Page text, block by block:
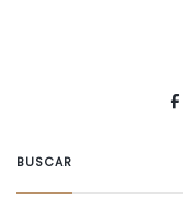
BUSCAR